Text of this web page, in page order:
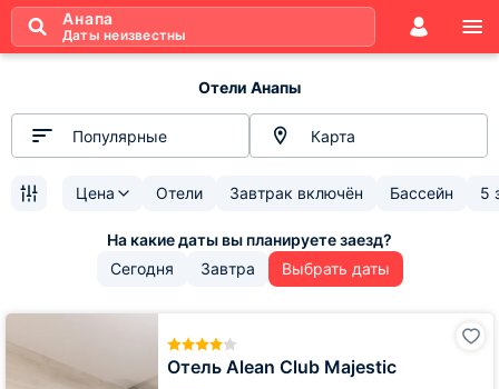
Анапа
Даты неизвестны
Отели Анапы
Популярные Карта
Цена Отели Завтрак включён Бассейн 5
Сегодня Завтра Выбрать даты
Отель Alean Club Majestic
Отель
Majestic